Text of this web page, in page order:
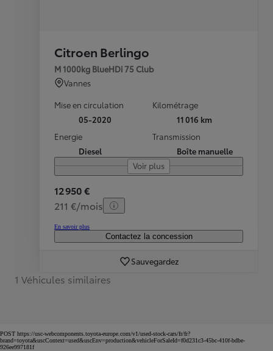
Citroen Berlingo
M 1000kg BlueHDi 75 Club
Vannes
Mise en circulation
05-2020
Kilométrage
11 016 km
Energie
Diesel
Transmission
Boîte manuelle
Voir plus
12 950 €
211 €/mois
En savoir plus
Contactez la concession
Sauvegardez
1 Véhicules similaires
POST https://usc-webcomponents.toyota-europe.com/v1/used-stock-cars/fr/fr?
brand=toyota&uscContext=used&uscEnv=production&vehicleForSaleId=f0d231c3-45bc-410f-bdbe-
926ee997181f